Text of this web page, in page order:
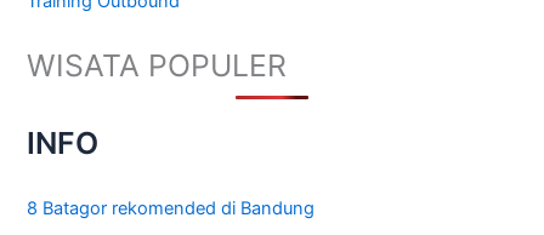
WISATA POPULER
INFO
8 Batagor rekomended di Bandung